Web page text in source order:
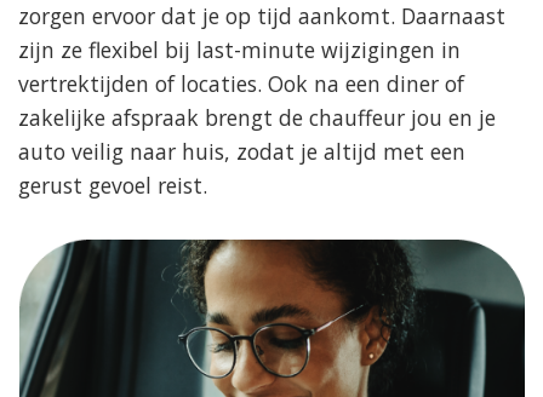
zorgen ervoor dat je op tijd aankomt. Daarnaast
zijn ze flexibel bij last-minute wijzigingen in
vertrektijden of locaties. Ook na een diner of
zakelijke afspraak brengt de chauffeur jou en je
auto veilig naar huis, zodat je altijd met een
gerust gevoel reist.